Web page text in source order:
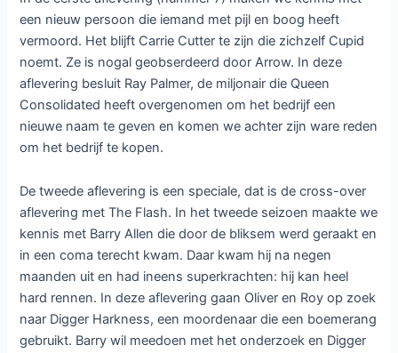
een nieuw persoon die iemand met pijl en boog heeft
vermoord. Het blijft Carrie Cutter te zijn die zichzelf Cupid
noemt. Ze is nogal geobserdeerd door Arrow. In deze
aflevering besluit Ray Palmer, de miljonair die Queen
Consolidated heeft overgenomen om het bedrijf een
nieuwe naam te geven en komen we achter zijn ware reden
om het bedrijf te kopen.
De tweede aflevering is een speciale, dat is de cross-over
aflevering met The Flash. In het tweede seizoen maakte we
kennis met Barry Allen die door de bliksem werd geraakt en
in een coma terecht kwam. Daar kwam hij na negen
maanden uit en had ineens superkrachten: hij kan heel
hard rennen. In deze aflevering gaan Oliver en Roy op zoek
naar Digger Harkness, een moordenaar die een boemerang
gebruikt. Barry wil meedoen met het onderzoek en Digger